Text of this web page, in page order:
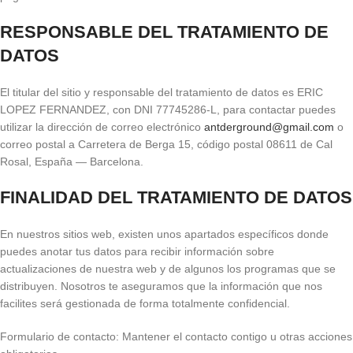
RESPONSABLE DEL TRATAMIENTO DE
DATOS
El titular del sitio y responsable del tratamiento de datos es ERIC
LOPEZ FERNANDEZ, con DNI 77745286-L, para contactar puedes
utilizar la dirección de correo electrónico antderground@gmail.com o
correo postal a Carretera de Berga 15, código postal 08611 de Cal
Rosal, España — Barcelona.
FINALIDAD DEL TRATAMIENTO DE DATOS
En nuestros sitios web, existen unos apartados específicos donde
puedes anotar tus datos para recibir información sobre
actualizaciones de nuestra web y de algunos los programas que se
distribuyen. Nosotros te aseguramos que la información que nos
facilites será gestionada de forma totalmente confidencial.
Formulario de contacto: Mantener el contacto contigo u otras acciones